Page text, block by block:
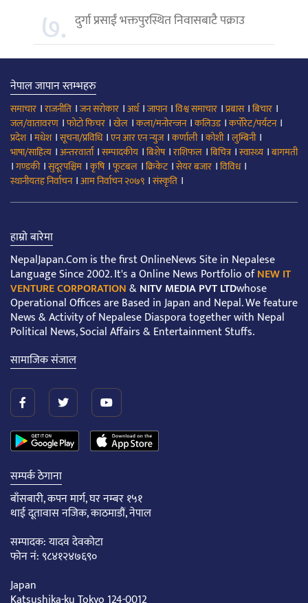
७. दुर्गा प्रसाईं भक्तपुरस्थित निवासबाटै पक्राउ
नेपाल जापान स्तम्भहरु
समाचार ।राजनीति ।जन सरोकार ।अर्थ।जापान।विश्व समाचार ।प्रबास।बिचार ।
जल/वातावरण ।फोटो फिचर ।खेल ।कला/मनोरन्जन।कलिउड।कर्पोरेट/पर्यटन।
प्रदेश।मधेश।सूचना/प्रविधि।एन आर एन न्युज।कर्णाली।कोशी।लुम्बिनी।
भाषा/साहित्य ।अन्तरवार्ता।सम्पादकीय ।बिशेष।राशिफल ।बिचित्र।स्वास्थ्य ।बागमती
।गण्डकी।सुदूरपश्चिम ।कृषि।फूटबल ।क्रिकेट।सेयर बजार ।विविध।
स्थानीयतह निर्वाचन।आम निर्वाचन २०७९ ।संस्कृति ।
हाम्रो बारेमा
NepalJapan.Com is the first OnlineNews Site in Nepalese
Language Since 2002. It's a Online News Portfolio ofNEW IT
VENTURE CORPORATION&NITV MEDIA PVT LTDwhose
Operational Offices are Based in Japan and Nepal. We feature
News & Activity of Nepalese Diaspora together with Nepal
Political News, Social Affairs & Entertainment Stuffs.
सामाजिक संजाल
सम्पर्क ठेगाना
बाँसबारी, कपन मार्ग, घर नम्बर १५१
थाई दूतावास नजिक, काठमाडौं, नेपाल
सम्पादक: यादव देवकोटा
फोन नं: ९८४१२४७६९०
Japan